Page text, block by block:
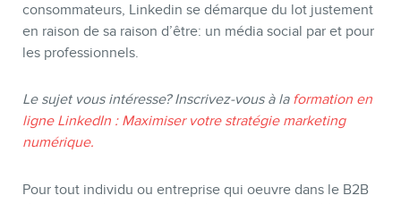
consommateurs, Linkedin se démarque du lot justement
en raison de sa raison d’être: un média social par et pour
les professionnels.
Le sujet vous intéresse? Inscrivez-vous à la formation en
ligne LinkedIn : Maximiser votre stratégie marketing
numérique.
Pour tout individu ou entreprise qui oeuvre dans le B2B